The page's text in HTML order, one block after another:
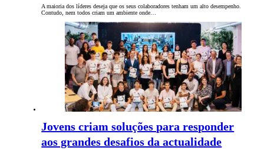
A maioria dos líderes deseja que os seus colaboradores tenham um alto desempenho.
Contudo, nem todos criam um ambiente onde…
Jovens criam soluções para responder
aos grandes desafios da actualidade